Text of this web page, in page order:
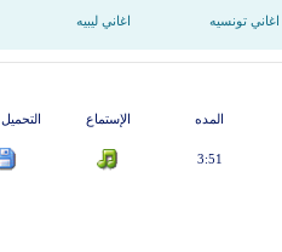
اغاني تونسيه اغاني ليبيه
المده الإستماع التحميل MP3
3:51